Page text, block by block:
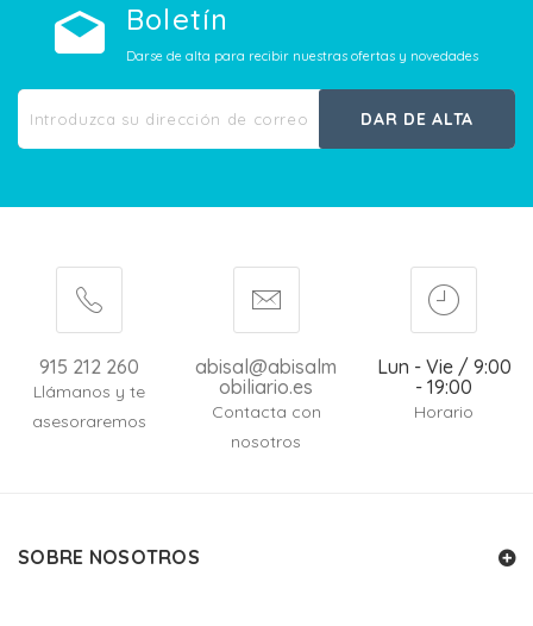
Boletín
Darse de alta para recibir nuestras ofertas y novedades
DAR DE ALTA
915 212 260
Llámanos y te
asesoraremos
abisal@abisalm
obiliario.es
Contacta con
nosotros
Lun - Vie / 9:00
- 19:00
Horario
SOBRE NOSOTROS